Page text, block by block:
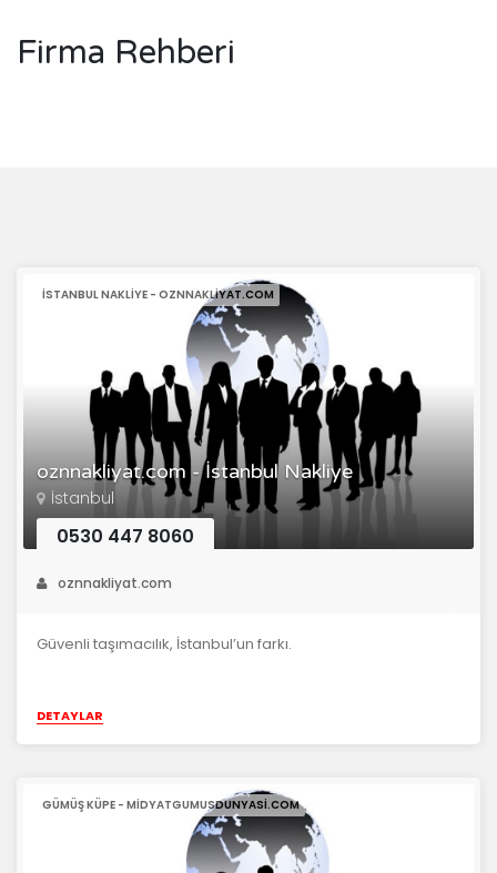
Firma Rehberi
oznnakliyat.com - İstanbul Nakliye
İSTANBUL NAKLIYE - OZNNAKLIYAT.COM
İstanbul
0530 447 8060
oznnakliyat.com
Güvenli taşımacılık, İstanbul’un farkı.
DETAYLAR
GÜMÜŞ KÜPE - MIDYATGUMUSDUNYASI.COM